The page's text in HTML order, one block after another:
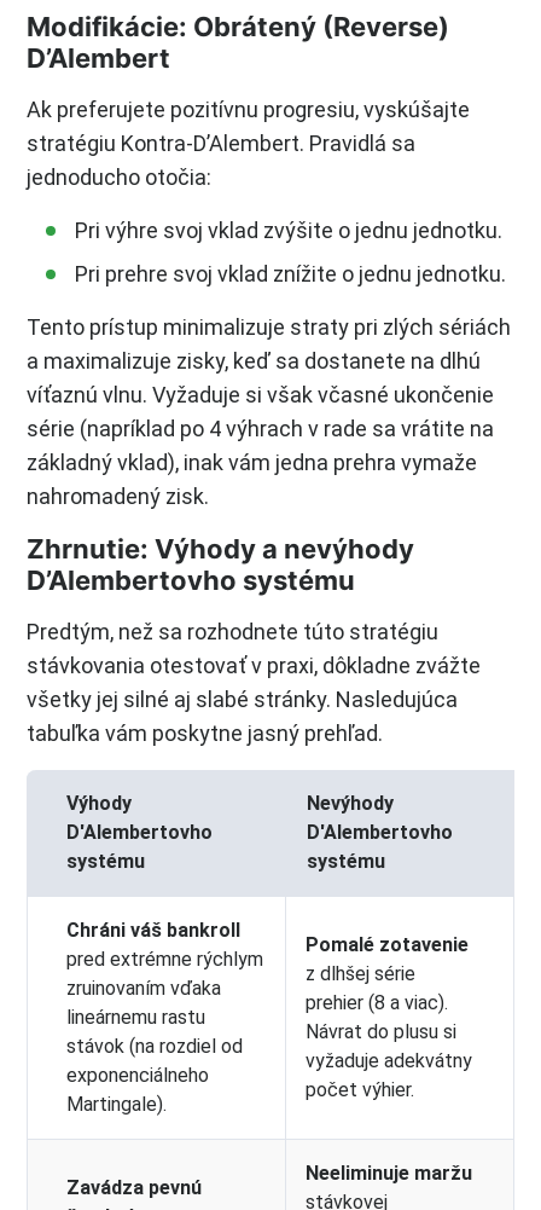
Modifikácie: Obrátený (Reverse)
D’Alembert
Ak preferujete pozitívnu progresiu, vyskúšajte
stratégiu Kontra-D’Alembert. Pravidlá sa
jednoducho otočia:
Pri výhre svoj vklad zvýšite o jednu jednotku.
Pri prehre svoj vklad znížite o jednu jednotku.
Tento prístup minimalizuje straty pri zlých sériách
a maximalizuje zisky, keď sa dostanete na dlhú
víťaznú vlnu. Vyžaduje si však včasné ukončenie
série (napríklad po 4 výhrach v rade sa vrátite na
základný vklad), inak vám jedna prehra vymaže
nahromadený zisk.
Zhrnutie: Výhody a nevýhody
D’Alembertovho systému
Predtým, než sa rozhodnete túto stratégiu
stávkovania otestovať v praxi, dôkladne zvážte
všetky jej silné aj slabé stránky. Nasledujúca
tabuľka vám poskytne jasný prehľad.
Výhody
D'Alembertovho
systému
Nevýhody
D'Alembertovho
systému
Chráni váš bankroll
pred extrémne rýchlym
zruinovaním vďaka
lineárnemu rastu
stávok (na rozdiel od
exponenciálneho
Martingale).
Pomalé zotavenie
z dlhšej série
prehier (8 a viac).
Návrat do plusu si
vyžaduje adekvátny
počet výhier.
Zavádza pevnú
Neeliminuje maržu
stávkovej